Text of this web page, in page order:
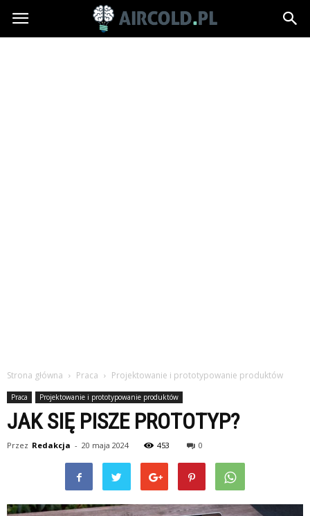
Aircold.pl
Strona główna Praca Projektowanie i prototypowanie produktów
Praca Projektowanie i prototypowanie produktów
JAK SIĘ PISZE PROTOTYP?
Przez Redakcja - 20 maja 2024 453 0